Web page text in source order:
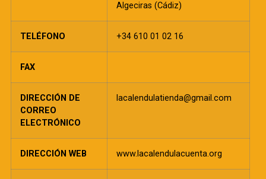
Algeciras (Cádiz)
TELÉFONO +34 610 01 02 16
FAX
DIRECCIÓN DE
CORREO
ELECTRÓNICO
lacalendulatienda@gmail.com
DIRECCIÓN WEB www.lacalendulacuenta.org